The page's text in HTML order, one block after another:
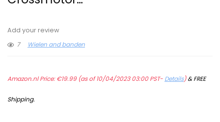
Add your review
7
Wielen and banden
Amazon.nl Price:€19.99(as of 10/04/2023 03:00 PST- Details)&FREE
Shipping.